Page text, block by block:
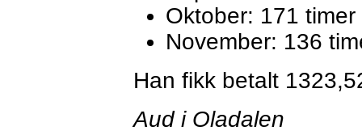
Oktober: 171 timer
November: 136
Han fikk betalt
Aud i Oladalen